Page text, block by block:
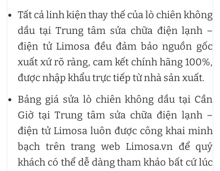
Tất cả linh kiện thay thế của lò chiên không
dầu tại Trung tâm sửa chữa điện lạnh –
điện tử Limosa đều đảm bảo nguồn gốc
xuất xứ rõ ràng, cam kết chính hãng 100%,
được nhập khẩu trực tiếp từ nhà sản xuất.
Bảng giá sửa lò chiên không dầu tại Cần
Giờ tại Trung tâm sửa chữa điện lạnh –
điện tử Limosa luôn được công khai minh
bạch trên trang web Limosa.vn để quý
khách có thể dễ dàng tham khảo bất cứ lúc